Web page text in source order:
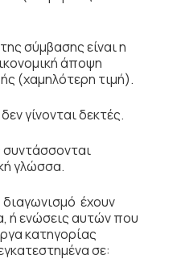
σύμβασης είναι η
άποψη
(χαμηλότερη τιμή).
γίνονται δεκτές.
γλώσσα.
έχουν
ή ενώσεις αυτών που
κατηγορίας
σε: